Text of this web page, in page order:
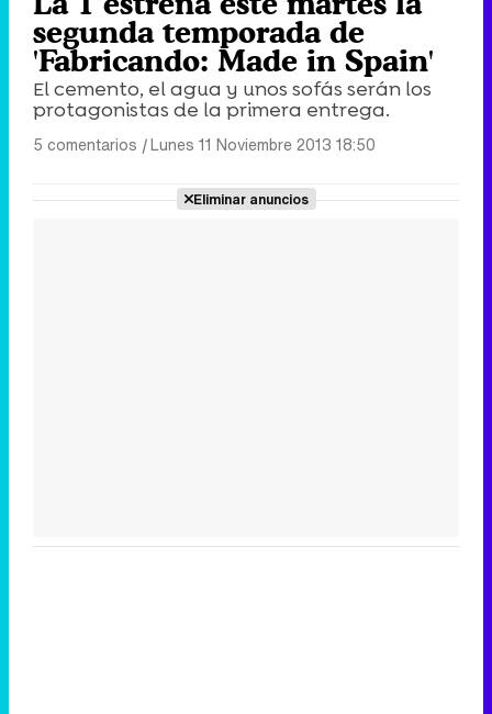
segunda temporada de
'Fabricando: Made in Spain'
El cemento, el agua y unos sofás serán los
protagonistas de la primera entrega.
5 comentarios |Lunes 11 Noviembre 2013 18:50
Eliminar anuncios